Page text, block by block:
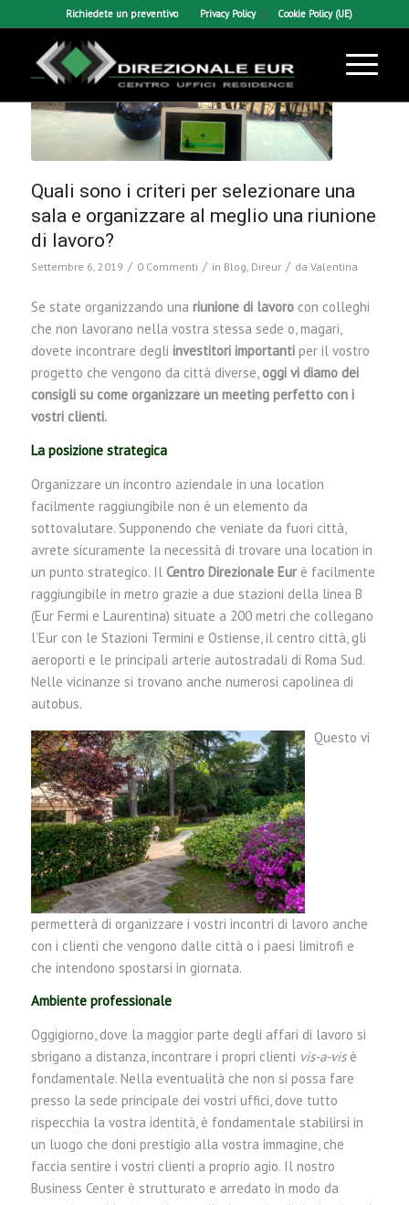
Richiedete un preventivo Privacy Policy Cookie Policy (UE)
Quali sono i criteri per selezionare una
sala e organizzare al meglio una riunione
di lavoro?
Settembre 6, 2019 / 0 Commenti / in Blog Direur / da Valentina
Se state organizzando una riunione di lavorocon colleghi
che non lavorano nella vostra stessa sede o, magari,
dovete incontrare degli investitori importantiper il vostro
progetto che vengono da città diverse, oggi vi diamo dei
consigli su come organizzare un meeting perfetto con i
vostri clienti.
La posizione strategica
Organizzare un incontro aziendale in una location
facilmente raggiungibile non è un elemento da
sottovalutare. Supponendo che veniate da fuori città,
avrete sicuramente la necessità di trovare una location in
un punto strategico. Il Centro Direzionale Eur è facilmente
raggiungibile in metro grazie a due stazioni della linea B
(Eur Fermi e Laurentina) situate a 200 metri che collegano
l’Eur con le Stazioni Termini e Ostiense, il centro città, gli
aeroporti e le principali arterie autostradali di Roma Sud.
Nelle vicinanze si trovano anche numerosi capolinea di
autobus.
Questo vi
permetterà di organizzare i vostri incontri di lavoro anche
con i clienti che vengono dalle città o i paesi limitrofi e
che intendono spostarsi in giornata.
Ambiente professionale
Oggigiorno, dove la maggior parte degli affari di lavoro si
sbrigano a distanza, incontrare i propri clienti vis-a-visè
fondamentale. Nella eventualità che non si possa fare
presso la sede principale dei vostri uffici, dove tutto
rispecchia la vostra identità, è fondamentale stabilirsi in
un luogo che doni prestigio alla vostra immagine, che
faccia sentire i vostri clienti a proprio agio. Il nostro
Business Center è strutturato e arredato in modo da